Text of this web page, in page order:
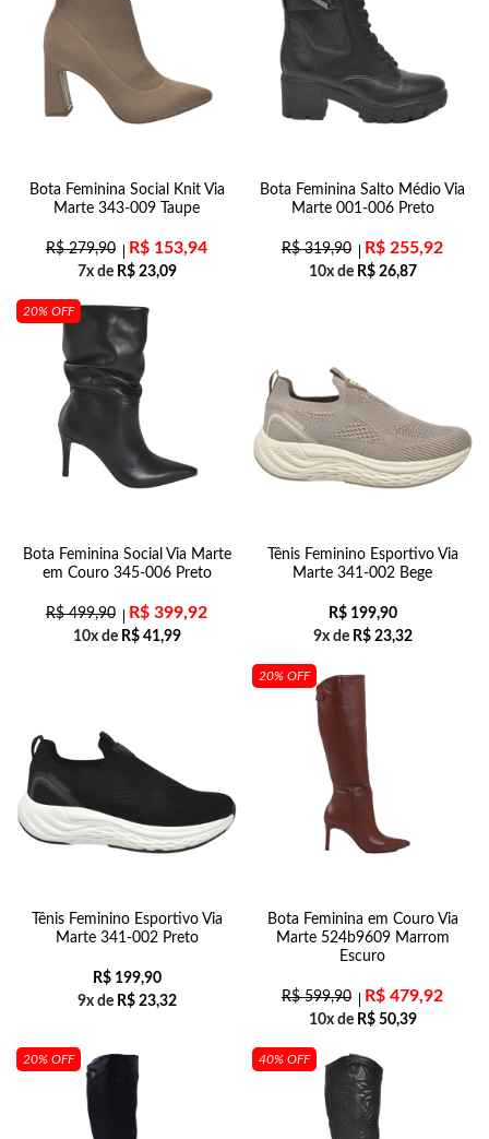
Bota Feminina Social Knit Via
Marte 343-009 Taupe
R$279,90 R$ 153,94
7x de R$23,09
Bota Feminina Salto Médio Via
Marte 001-006 Preto
R$319,90 R$ 255,92
10x de R$26,87
20% OFF
Bota Feminina Social Via Marte
em Couro 345-006 Preto
R$499,90 R$ 399,92
10x de R$41,99
Tênis Feminino Esportivo Via
Marte 341-002 Bege
R$199,90
9x de R$23,32
Tênis Feminino Esportivo Via
Marte 341-002 Preto
R$199,90
9x de R$23,32
20% OFF
Bota Feminina em Couro Via
Marte 524b9609 Marrom
Escuro
R$599,90 R$ 479,92
10x de R$50,39
20% OFF 40% OFF